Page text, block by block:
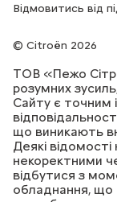
Citroën 2026
Відмовитись від
ТОВ «Пежо
розумних
Сайту є точним
що виникають
Деякі
некоректними
відбутися з
обладнання, що